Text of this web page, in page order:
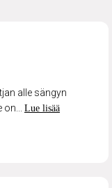
(vedettävä)
alle sängyn
Lue lisää